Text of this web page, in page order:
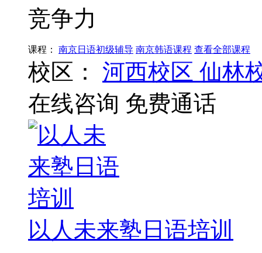
竞争力
课程： 南京日语初级辅导 南京韩语课程 查看全部课程
校区： 河西校区 仙林
在线咨询 免费通话
以人未来塾日语培训